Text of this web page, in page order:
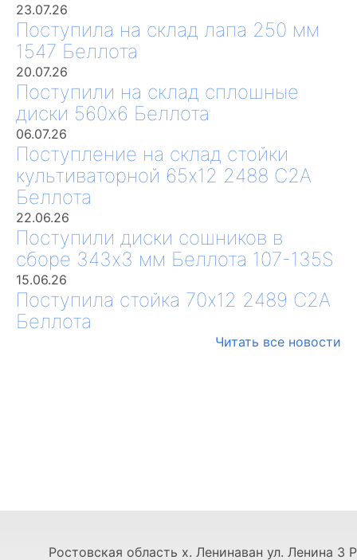
23.07.26
Поступила на склад лапа 250 мм
1547 Беллота
20.07.26
Поступили на склад сплошные
диски 560х6 Беллота
06.07.26
Поступление на склад стойки
культиваторной 65х12 2488 С2А
Беллота
22.06.26
Поступили диски сошников в
сборе 343х3 мм Беллота 107-135S
15.06.26
Поступила стойка 70х12 2489 С2А
Беллота
Читать все новости
Ростовская область х. Ленинаван ул. Ленина 3 Р